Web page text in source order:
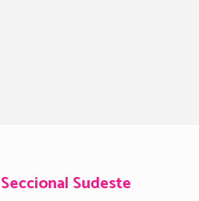
Seccional Sudeste